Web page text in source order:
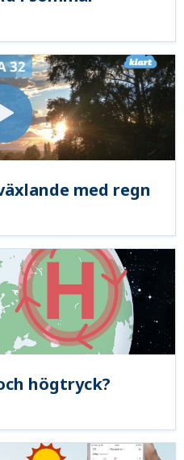
med regn
högtryck?